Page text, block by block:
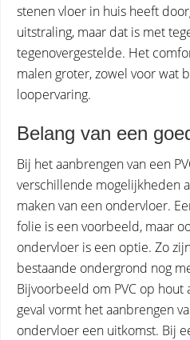
stenen vloer in huis heeft
uitstraling, maar dat is met
tegenovergestelde. Het
malen groter, zowel voor wat
loopervaring.
Belang van een
Bij het aanbrengen van een
verschillende mogelijkheden
maken van een ondervloer.
folie is een voorbeeld, maar
ondervloer is een optie. Zo
bestaande ondergrond nog
Bijvoorbeeld om PVC op hout
geval vormt het aanbrengen
ondervloer een uitkomst. Bij